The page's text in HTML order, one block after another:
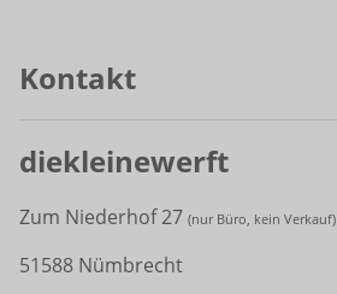
Kontakt
diekleinewerft
Zum Niederhof 27 (nur Büro, kein Verkauf)
51588 Nümbrecht